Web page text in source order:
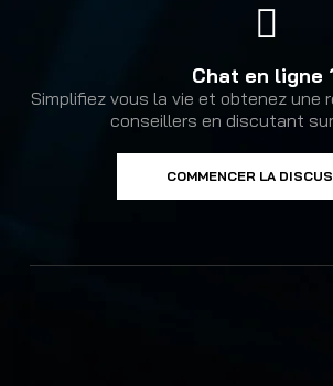
Chat en ligne
Simplifiez vous la vie et obtenez une
conseillers en discutant
COMMENCER LA